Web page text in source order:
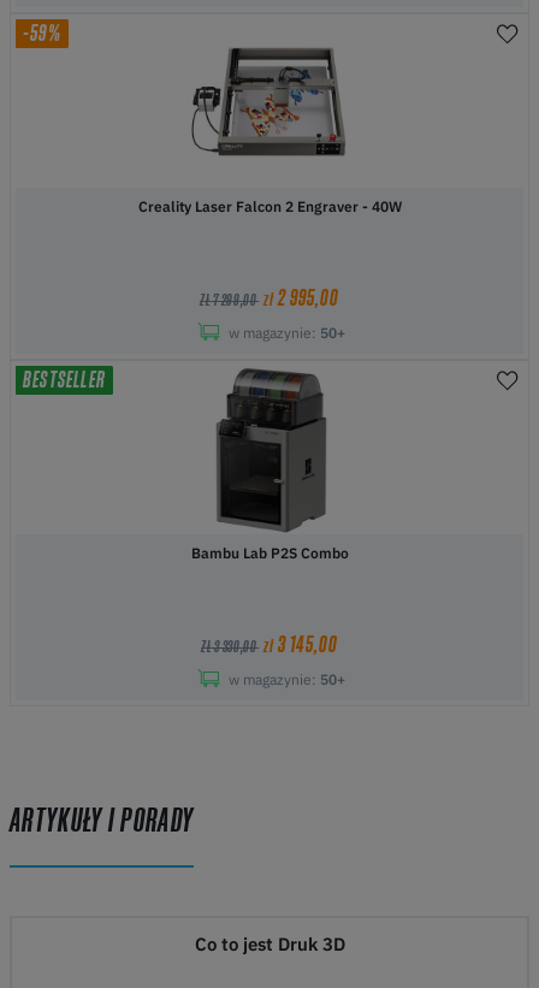
-59%
Creality Laser Falcon 2 Engraver - 40W
ZŁ 7 299,00 zł2 995,00
w magazynie: 50+
BESTSELLER
Bambu Lab P2S Combo
ZŁ 3 330,00 zł3 145,00
w magazynie: 50+
ARTYKUŁY I PORADY
Co to jest Druk 3D